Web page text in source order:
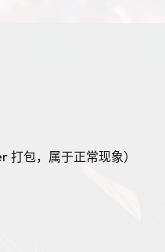
包，属于正常现象）